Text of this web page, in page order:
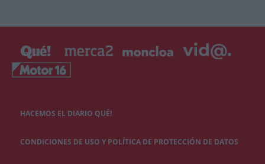
HACEMOS EL DIARIO QUÉ!
CONDICIONES DE USO Y POLÍTICA DE PROTECCIÓN DE DATOS